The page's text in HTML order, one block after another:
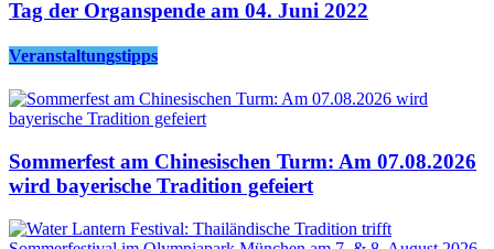
Tag der Organspende am 04. Juni 2022
Veranstaltungstipps
Sommerfest am Chinesischen Turm: Am 07.08.2026
wird bayerische Tradition gefeiert